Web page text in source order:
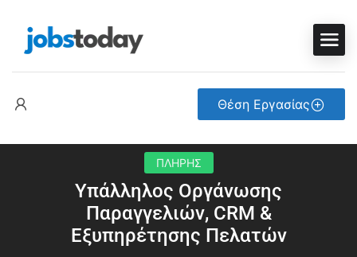
Θέση Εργασίας
ΠΛΗΡΗΣ
Υπάλληλος Οργάνωσης
Παραγγελιών, CRM &
Εξυπηρέτησης Πελατών